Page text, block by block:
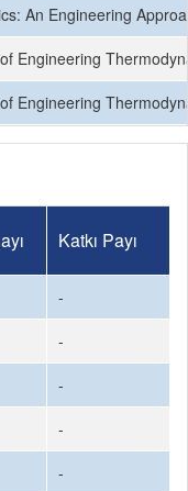
An Engineering
Engineering
Engineering
Katkı Payı
-
-
-
-
-